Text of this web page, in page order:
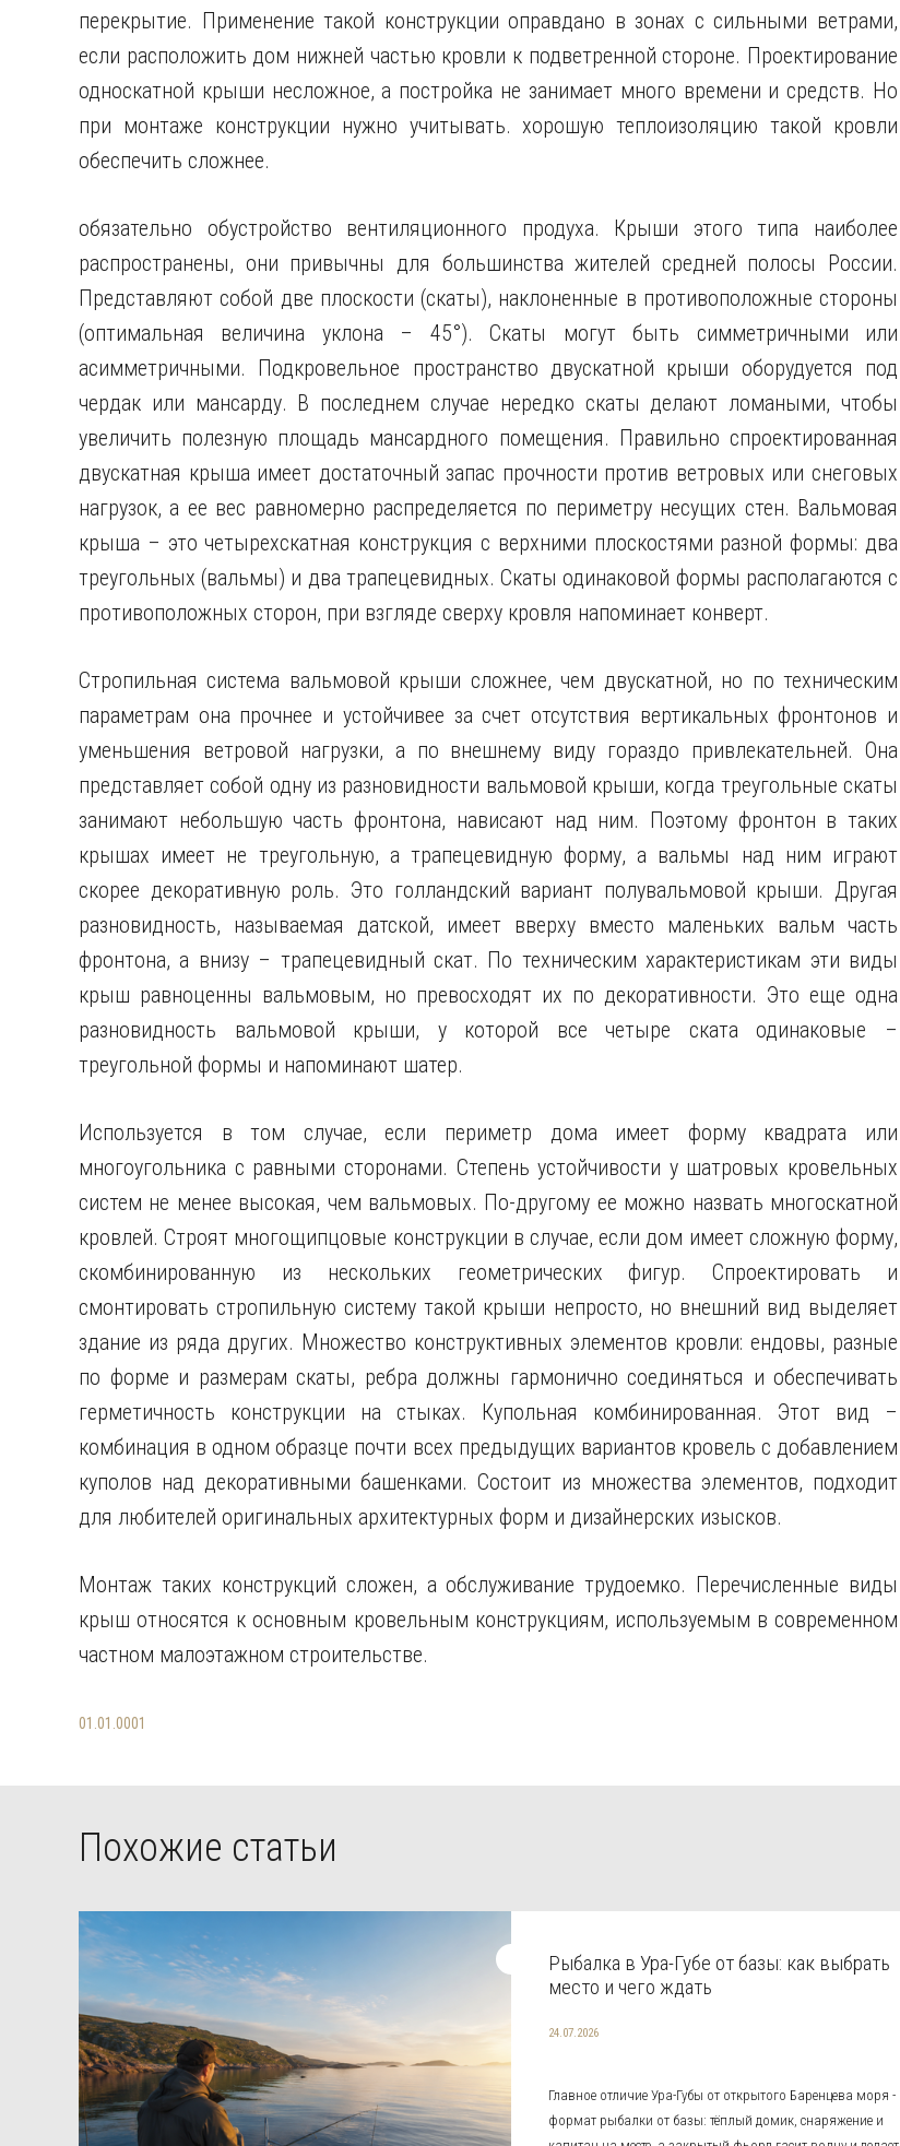
перекрытие. Применение такой конструкции оправдано в зонах с сильными ветрами,
если расположить дом нижней частью кровли к подветренной стороне. Проектирование
односкатной крыши несложное, а постройка не занимает много времени и средств. Но
при монтаже конструкции нужно учитывать. хорошую теплоизоляцию такой кровли
обеспечить сложнее.
обязательно обустройство вентиляционного продуха. Крыши этого типа наиболее
распространены, они привычны для большинства жителей средней полосы России.
Представляют собой две плоскости (скаты), наклоненные в противоположные стороны
(оптимальная величина уклона – 45°). Скаты могут быть симметричными или
асимметричными. Подкровельное пространство двускатной крыши оборудуется под
чердак или мансарду. В последнем случае нередко скаты делают ломаными, чтобы
увеличить полезную площадь мансардного помещения. Правильно спроектированная
двускатная крыша имеет достаточный запас прочности против ветровых или снеговых
нагрузок, а ее вес равномерно распределяется по периметру несущих стен. Вальмовая
крыша – это четырехскатная конструкция с верхними плоскостями разной формы: два
треугольных (вальмы) и два трапецевидных. Скаты одинаковой формы располагаются с
противоположных сторон, при взгляде сверху кровля напоминает конверт.
Стропильная система вальмовой крыши сложнее, чем двускатной, но по техническим
параметрам она прочнее и устойчивее за счет отсутствия вертикальных фронтонов и
уменьшения ветровой нагрузки, а по внешнему виду гораздо привлекательней. Она
представляет собой одну из разновидности вальмовой крыши, когда треугольные скаты
занимают небольшую часть фронтона, нависают над ним. Поэтому фронтон в таких
крышах имеет не треугольную, а трапецевидную форму, а вальмы над ним играют
скорее декоративную роль. Это голландский вариант полувальмовой крыши. Другая
разновидность, называемая датской, имеет вверху вместо маленьких вальм часть
фронтона, а внизу – трапецевидный скат. По техническим характеристикам эти виды
крыш равноценны вальмовым, но превосходят их по декоративности. Это еще одна
разновидность вальмовой крыши, у которой все четыре ската одинаковые –
треугольной формы и напоминают шатер.
Используется в том случае, если периметр дома имеет форму квадрата или
многоугольника с равными сторонами. Степень устойчивости у шатровых кровельных
систем не менее высокая, чем вальмовых. По-другому ее можно назвать многоскатной
кровлей. Строят многощипцовые конструкции в случае, если дом имеет сложную форму,
скомбинированную из нескольких геометрических фигур. Спроектировать и
смонтировать стропильную систему такой крыши непросто, но внешний вид выделяет
здание из ряда других. Множество конструктивных элементов кровли: ендовы, разные
по форме и размерам скаты, ребра должны гармонично соединяться и обеспечивать
герметичность конструкции на стыках. Купольная комбинированная. Этот вид –
комбинация в одном образце почти всех предыдущих вариантов кровель с добавлением
куполов над декоративными башенками. Состоит из множества элементов, подходит
для любителей оригинальных архитектурных форм и дизайнерских изысков.
Монтаж таких конструкций сложен, а обслуживание трудоемко. Перечисленные виды
крыш относятся к основным кровельным конструкциям, используемым в современном
частном малоэтажном строительстве.
01.01.0001
Похожие статьи
Рыбалка в Ура-Губе от базы: как выбрать
место и чего ждать
24.07.2026
Главное отличие Ура-Губы от открытого Баренцева моря -
формат рыбалки от базы: тёплый домик, снаряжение и